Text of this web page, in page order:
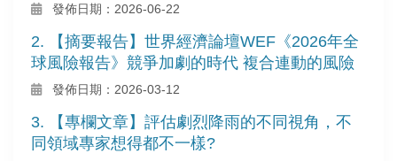
發佈日期：2026-06-22
2. 【摘要報告】世界經濟論壇WEF《2026年全
球風險報告》競爭加劇的時代 複合連動的風險
發佈日期：2026-03-12
3. 【專欄文章】評估劇烈降雨的不同視角，不
同領域專家想得都不一樣?